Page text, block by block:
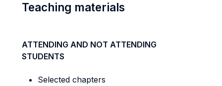
Teaching materials
ATTENDING AND NOT ATTENDING
STUDENTS
Selected chapters